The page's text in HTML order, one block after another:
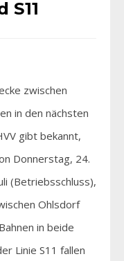
S11
zwischen
in den nächsten
gibt bekannt,
Donnerstag, 24.
(Betriebsschluss),
Ohlsdorf
in beide
Linie S11 fallen